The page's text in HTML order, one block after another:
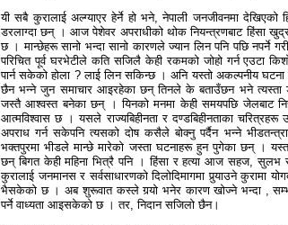
यी सबै कुरालाई अल्ग्याएर हेर्ने हो भने, नेपाली जनजीवनमा
डरलाग्दा छन् । आज पेशेवर अपराधीको थोक नियन्त्रणबाट हिंसा
छ । मान्छेहरू सानो भन्दा सानो कारणले ज्यान लिन पनि पछि नपर्ने
परिचित पूर्व घरभेटीले कति सजिलै केही रकमको जोहो गर्न एउटा
पार्न सकेको होला ? लाई लिन सकिन्छ । अनि यस्तो अकल्पनीय
छैन भन्ने जुन समाचार आइरहेका छन् तिनले के बताउँछन भने त्यस्ता
जस्तै आश्वस्त बनेका छन् । यिनको मनमा केही समयपछि जेलबाट
आत्मविश्वास छ । यसले राज्यबिहीनता र दण्डबिहीनताका
अपराध गर्न सकेपनि त्यसको दोष कसैले बोक्नु पर्दैन भन्ने
भक्तपुरमा भीडले मान्छे मारेको जस्ता घटनाहरू हुन पुगेका छन् ।
छन् बिगत केही महिना भित्रै पनि । हिंसा र हत्या आज सहज,
कुरालाई जनमानस र सर्वसाधारणको दिलोदिमागमा पुर्‍याउने कुरामा
भैसकेको छ । अब शुरूवात कस्ले गर्‍यो भनेर कारण खोज्ने भन्दा ,
पर्ने वाध्यता आइसकेको छ । तर, निदान सजिलो छैन।